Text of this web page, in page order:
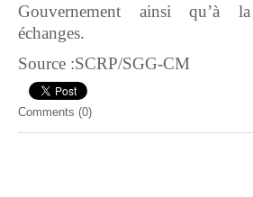
Gouvernement ainsi qu’à
échanges.
Source :SCRP/SGG-CM
Comments (0)